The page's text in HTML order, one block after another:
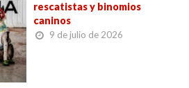
rescatistas y binomios
caninos
9 de julio de 2026